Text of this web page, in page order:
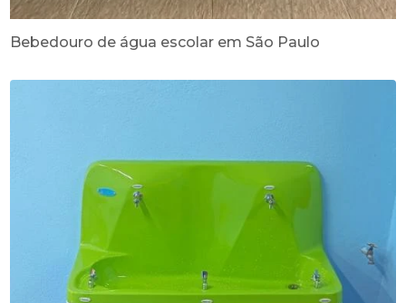
Bebedouro de água escolar em São Paulo